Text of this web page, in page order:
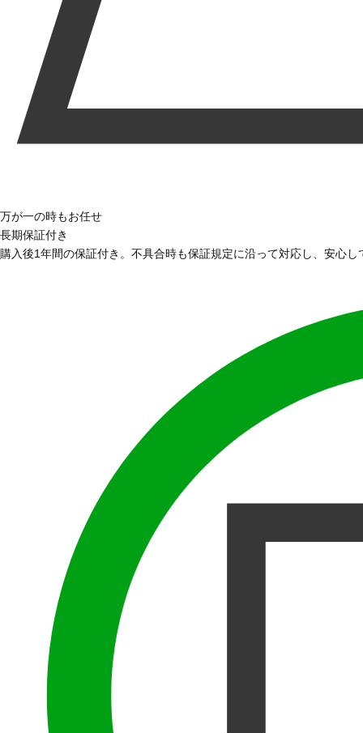
万が一の時もお任せ
長期保証付き
購入後1年間の保証付き。不具合時も保証規定に沿って対応し、安心